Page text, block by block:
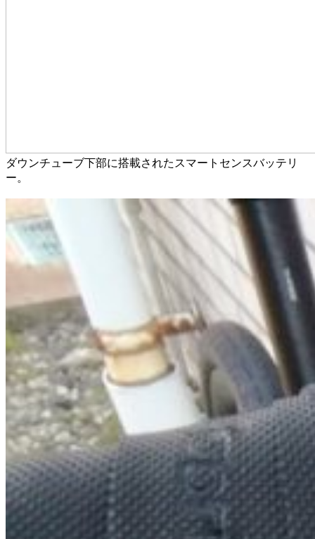
ダウンチューブ下部に搭載されたスマートセンスバッテリ
ー。